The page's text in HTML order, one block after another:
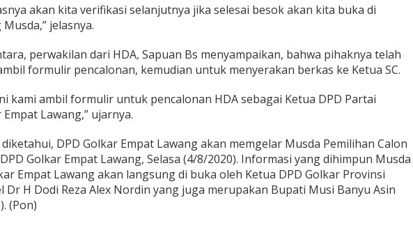
akan kita verifikasi selanjutnya jika selesai besok akan kita buka di
jelasnya.
perwakilan dari HDA, Sapuan Bs menyampaikan, bahwa pihaknya telah
formulir pencalonan, kemudian untuk menyerakan berkas ke Ketua SC.
kami ambil formulir untuk pencalonan HDA sebagai Ketua DPD Partai
Lawang,” ujarnya.
DPD Golkar Empat Lawang akan memgelar Musda Pemilihan Calon
Golkar Empat Lawang, Selasa (4/8/2020). Informasi yang dihimpun Musda
Empat Lawang akan langsung di buka oleh Ketua DPD Golkar Provinsi
Dr H Dodi Reza Alex Nordin yang juga merupakan Bupati Musi Banyu Asin
(Pon)